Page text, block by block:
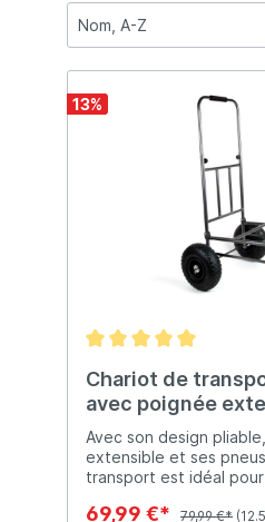
13%
Chariot de
avec poignée
Chariot - Chariot
Camping
Avec son design
extensible et ses
transport est idéal
sacs lourds, le chariot
69,99 €* 79,99 €*